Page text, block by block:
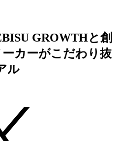
GROWTHと創
カーがこだわり抜
ル